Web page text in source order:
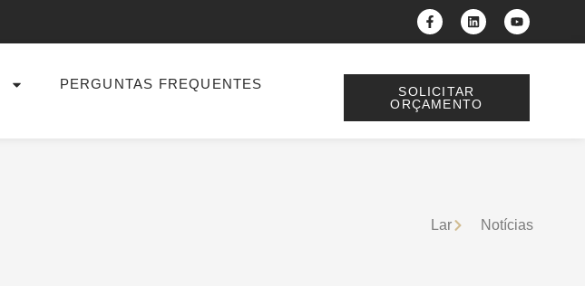
PERGUNTAS FREQUENTES
SOLICITAR
ORÇAMENTO
Lar Notícias